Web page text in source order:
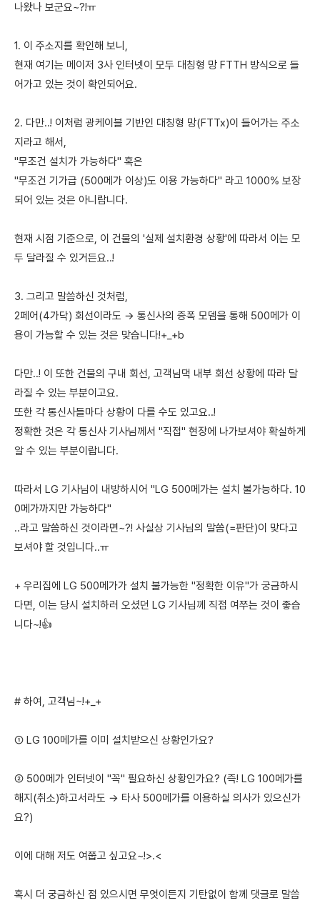
나왔나 보군요~?!ㅠ
1. 이 주소지를 확인해 보니,
현재 여기는 메이저 3사 인터넷이 모두 대칭형 망 FTTH 방식으로 들
어가고 있는 것이 확인되어요.
2. 다만..! 이처럼 광케이블 기반인 대칭형 망(FTTx)이 들어가는 주소
지라고 해서,
"무조건 설치가 가능하다" 혹은
"무조건 기가급 (500메가 이상)도 이용 가능하다" 라고 1000% 보장
되어 있는 것은 아니랍니다.
현재 시점 기준으로, 이 건물의 '실제 설치환경 상황'에 따라서 이는 모
두 달라질 수 있거든요..!
3. 그리고 말씀하신 것처럼,
2페어(4가닥) 회선이라도 → 통신사의 증폭 모뎀을 통해 500메가 이
용이 가능할 수 있는 것은 맞습니다!+_+b
다만..! 이 또한 건물의 구내 회선, 고객님댁 내부 회선 상황에 따라 달
라질 수 있는 부분이고요.
또한 각 통신사들마다 상황이 다를 수도 있고요..!
정확한 것은 각 통신사 기사님께서 "직접" 현장에 나가보셔야 확실하게
알 수 있는 부분이랍니다.
따라서 LG 기사님이 내방하시어 "LG 500메가는 설치 불가능하다. 10
0메가까지만 가능하다"
..라고 말씀하신 것이라면~?! 사실상 기사님의 말씀(=판단)이 맞다고
보셔야 할 것입니다..ㅠ
+ 우리집에 LG 500메가가 설치 불가능한 "정확한 이유"가 궁금하시
다면, 이는 당시 설치하러 오셨던 LG 기사님께 직접 여쭈는 것이 좋습
니다~!👍
# 하여, 고객님~!+_+
① LG 100메가를 이미 설치받으신 상황인가요?
② 500메가 인터넷이 "꼭" 필요하신 상황인가요? (즉! LG 100메가를
해지(취소)하고서라도 → 타사 500메가를 이용하실 의사가 있으신가
요?)
이에 대해 저도 여쭙고 싶고요~!>.<
혹시 더 궁금하신 점 있으시면 무엇이든지 기탄없이 함께 댓글로 말씀